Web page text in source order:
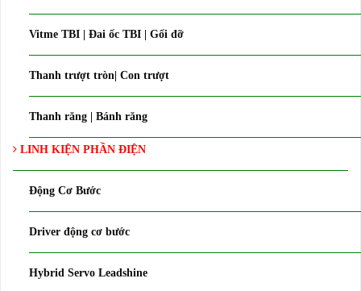
Vitme TBI | Đai ốc TBI | Gối đỡ
Thanh trượt tròn| Con trượt
Thanh răng | Bánh răng
LINH KIỆN PHẦN ĐIỆN
Động Cơ Bước
Driver động cơ bước
Hybrid Servo Leadshine